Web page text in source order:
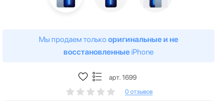
Мы продаем только оригинальные и не
восстановленные iPhone
арт. 1699
0 отзывов